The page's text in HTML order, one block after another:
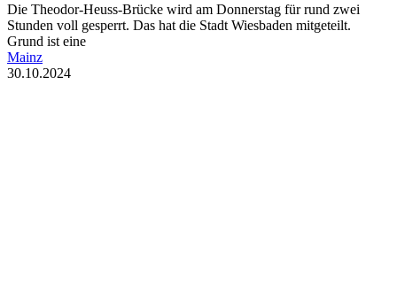
Die Theodor-Heuss-Brücke wird am Donnerstag für rund zwei
Stunden voll gesperrt. Das hat die Stadt Wiesbaden mitgeteilt.
Grund ist eine
Mainz
30.10.2024